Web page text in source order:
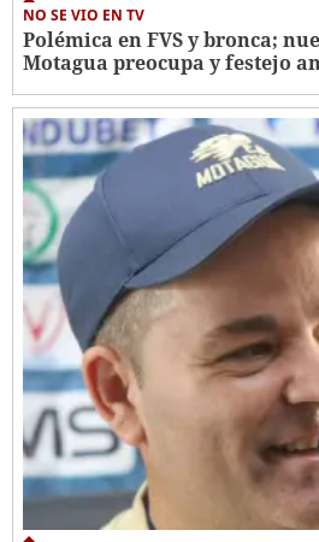
NO SE VIO EN TV
Polémica en FVS y bronca;
Motagua preocupa y festejo